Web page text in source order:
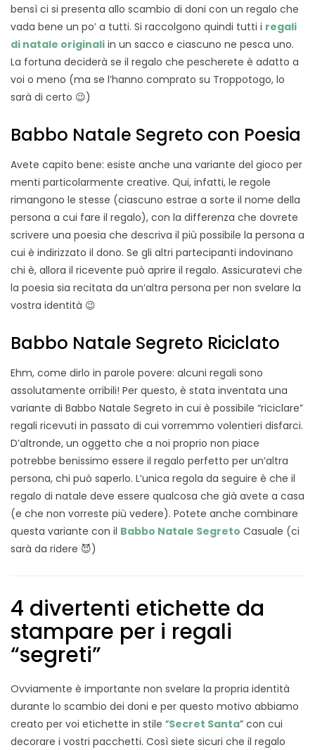
bensì ci si presenta allo scambio di doni con un regalo che
vada bene un po’ a tutti. Si raccolgono quindi tutti i regali
di natale originali in un sacco e ciascuno ne pesca uno.
La fortuna deciderà se il regalo che pescherete è adatto a
voi o meno (ma se l’hanno comprato su Troppotogo, lo
sarà di certo 😉)
Babbo Natale Segreto con Poesia
Avete capito bene: esiste anche una variante del gioco per
menti particolarmente creative. Qui, infatti, le regole
rimangono le stesse (ciascuno estrae a sorte il nome della
persona a cui fare il regalo), con la differenza che dovrete
scrivere una poesia che descriva il più possibile la persona a
cui è indirizzato il dono. Se gli altri partecipanti indovinano
chi è, allora il ricevente può aprire il regalo. Assicuratevi che
la poesia sia recitata da un’altra persona per non svelare la
vostra identità 😉
Babbo Natale Segreto Riciclato
Ehm, come dirlo in parole povere: alcuni regali sono
assolutamente orribili! Per questo, è stata inventata una
variante di Babbo Natale Segreto in cui è possibile “riciclare”
regali ricevuti in passato di cui vorremmo volentieri disfarci.
D’altronde, un oggetto che a noi proprio non piace
potrebbe benissimo essere il regalo perfetto per un’altra
persona, chi può saperlo. L’unica regola da seguire è che il
regalo di natale deve essere qualcosa che già avete a casa
(e che non vorreste più vedere). Potete anche combinare
questa variante con il Babbo Natale Segreto Casuale (ci
sarà da ridere 😈)
4 divertenti etichette da
stampare per i regali
“segreti”
Ovviamente è importante non svelare la propria identità
durante lo scambio dei doni e per questo motivo abbiamo
creato per voi etichette in stile “Secret Santa” con cui
decorare i vostri pacchetti. Così siete sicuri che il regalo